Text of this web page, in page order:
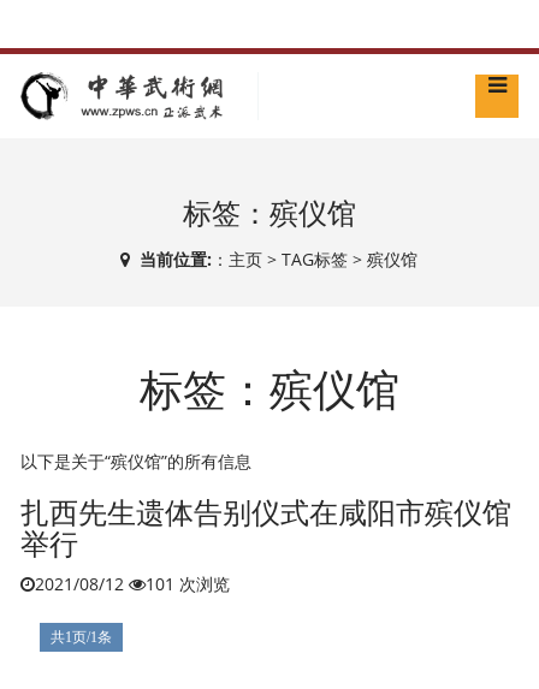
标签：殡仪馆
当前位置: ： 主页 >TAG标签 > 殡仪馆
标签：殡仪馆
以下是关于“殡仪馆”的所有信息
扎西先生遗体告别仪式在咸阳市殡仪馆
举行
2021/08/12 101 次浏览
共1页/1条